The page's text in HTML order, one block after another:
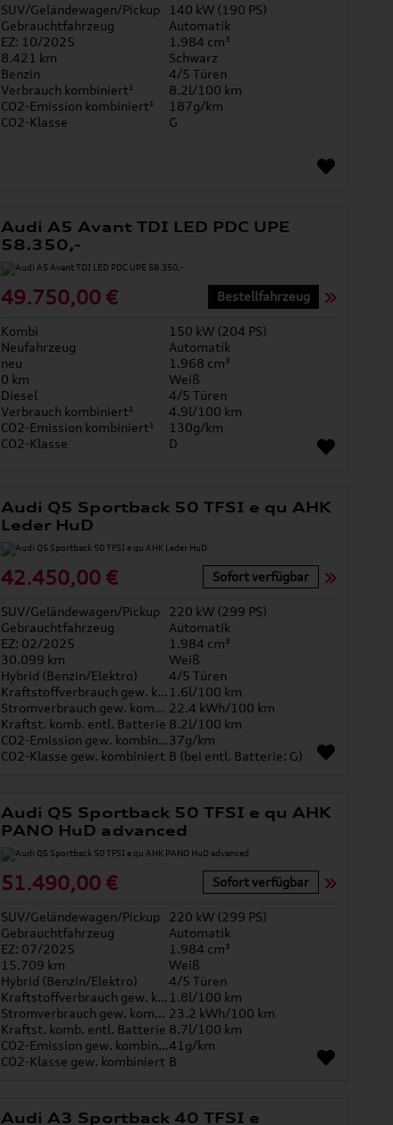
SUV/Geländewagen/Pickup
140 kW (190 PS)
Gebrauchtfahrzeug
Automatik
EZ: 10/2025
1.984 cm³
8.421 km
Schwarz
Benzin
4/5 Türen
Verbrauch kombiniert¹
8.2l/100 km
CO2-Emission kombiniert¹
187g/km
CO2-Klasse
G
Audi A5 Avant TDI LED PDC UPE
58.350,-
49.750,00 € Bestellfahrzeug
Kombi
150 kW (204 PS)
Neufahrzeug
Automatik
neu
1.968 cm³
0 km
Weiß
Diesel
4/5 Türen
Verbrauch kombiniert¹
4.9l/100 km
CO2-Emission kombiniert¹
130g/km
CO2-Klasse
D
Audi Q5 Sportback 50 TFSI e qu AHK
Leder HuD
42.450,00 € Sofort verfügbar
SUV/Geländewagen/Pickup
220 kW (299 PS)
Gebrauchtfahrzeug
Automatik
EZ: 02/2025
1.984 cm³
30.099 km
Weiß
Hybrid (Benzin/Elektro)
4/5 Türen
Kraftstoffverbrauch gew. kombiniert 1.6l/100 km
Stromverbrauch gew. kombiniert 22.4 kWh/100 km
Kraftst. komb. entl. Batterie 8.2l/100 km
CO2-Emission gew. kombiniert37g/km
CO2-Klasse gew. kombiniert B (bei entl. Batterie: G)
Audi Q5 Sportback 50 TFSI e qu AHK
PANO HuD advanced
51.490,00 € Sofort verfügbar
SUV/Geländewagen/Pickup
220 kW (299 PS)
Gebrauchtfahrzeug
Automatik
EZ: 07/2025
1.984 cm³
15.709 km
Weiß
Hybrid (Benzin/Elektro)
4/5 Türen
Kraftstoffverbrauch gew. kombiniert 1.8l/100 km
Stromverbrauch gew. kombiniert 23.2 kWh/100 km
Kraftst. komb. entl. Batterie 8.7l/100 km
CO2-Emission gew. kombiniert41g/km
CO2-Klasse gew. kombiniert B
Audi A3 Sportback 40 TFSI e